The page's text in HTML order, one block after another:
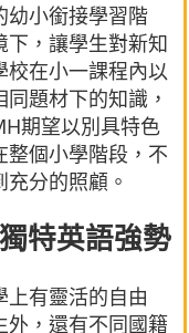
幼小銜接學習階
，讓學生對新知
在小一課程內以
題材下的知識，
期望以別具特色
整個小學階段，不
分的照顧。
特英語強勢
有靈活的自由
外，還有不同國籍